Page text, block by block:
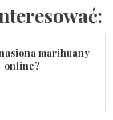
marihuany
online?